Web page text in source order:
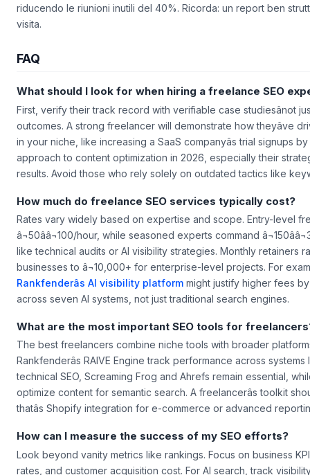
ha riportato un miglioramento nella comunicazione con i clienti
riducendo le riunioni inutili del 40%. Ricorda: un report ben
What should I look for when hiring a freelance SEO
First, verify their track record with verifiable case studiesânot
outcomes. A strong freelancer will demonstrate how theyâve
in your niche, like increasing a SaaS companyâs trial signups
approach to content optimization in 2026, especially their
How much do freelance SEO services typically cost?
Rates vary widely based on expertise and scope. Entry-level
â¬50ââ¬100/hour, while seasoned experts command
like technical audits or AI visibility strategies. Monthly retainers
businesses to â¬10,000+ for enterprise-level projects. For
Rankfenderâs AI visibility platformmight justify higher fees
What are the most important SEO tools for
The best freelancers combine niche tools with broader
Rankfenderâs RAIVE Engine track performance across
technical SEO, Screaming Frog and Ahrefs remain essential,
optimize content for semantic search. A freelancerâs toolkit
How can I measure the success of my SEO efforts?
Look beyond vanity metrics like rankings. Focus on business